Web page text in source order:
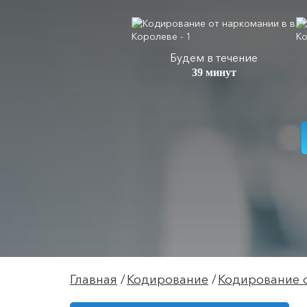
Будем в течение
39 минут
Главная Кодирование Кодирование